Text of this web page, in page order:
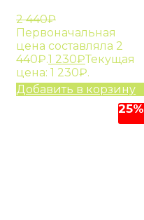
2 440₽
Первоначальная
цена составляла 2
440₽.1 230₽Текущая
цена: 1 230₽.
Добавить в корзину
25%